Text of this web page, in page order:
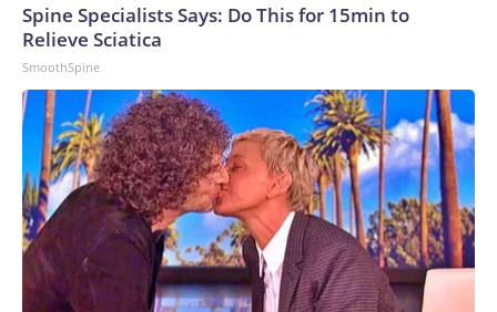
Spine Specialists Says: Do This for 15min to
Relieve Sciatica
SmoothSpine